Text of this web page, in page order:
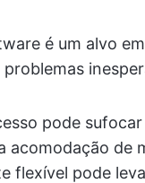
é um alvo
pode
acomodação de
flexível pode